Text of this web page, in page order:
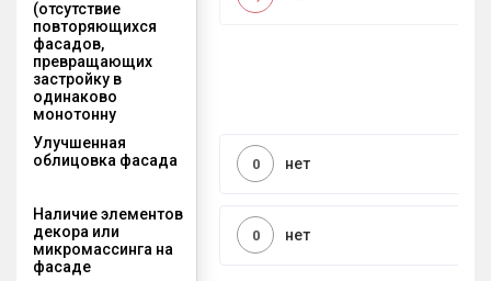
(отсутствие
повторяющихся
фасадов,
превращающих
застройку в
одинаково
монотонну
Улучшенная
облицовка фасада
нет
0
Наличие элементов
декора или
микромассинга на
фасаде
нет
0